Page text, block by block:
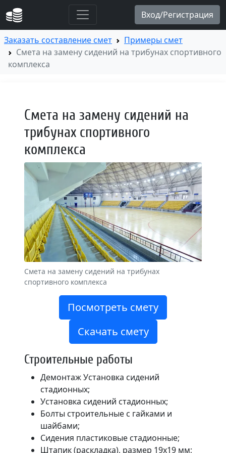
Заказать составление смет
Примеры смет
Смета на замену сидений на трибунах спортивного
комплекса
Смета на замену сидений на
трибунах спортивного
комплекса
Смета на замену сидений на трибунах
спортивного комплекса
Посмотреть смету
Скачать смету
Строительные работы
Демонтаж Установка сидений
стадионных;
Установка сидений стадионных;
Болты строительные с гайками и
шайбами;
Сидения пластиковые стадионные;
Штапик (раскладка), размер 19х19 мм;